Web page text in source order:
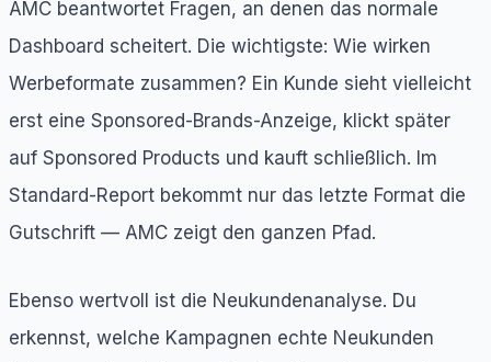
AMC beantwortet Fragen, an denen das normale
Dashboard scheitert. Die wichtigste: Wie wirken
Werbeformate zusammen? Ein Kunde sieht vielleicht
erst eine Sponsored-Brands-Anzeige, klickt später
auf Sponsored Products und kauft schließlich. Im
Standard-Report bekommt nur das letzte Format die
Gutschrift — AMC zeigt den ganzen Pfad.
Ebenso wertvoll ist die Neukundenanalyse. Du
erkennst, welche Kampagnen echte Neukunden